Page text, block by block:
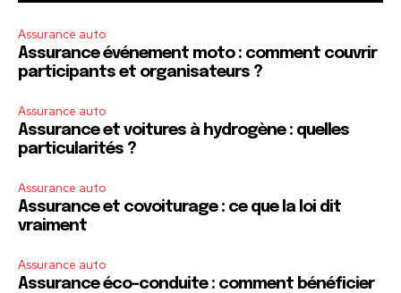
Assurance auto
Assurance événement moto : comment couvrir
participants et organisateurs ?
Assurance auto
Assurance et voitures à hydrogène : quelles
particularités ?
Assurance auto
Assurance et covoiturage : ce que la loi dit
vraiment
Assurance auto
Assurance éco-conduite : comment bénéficier